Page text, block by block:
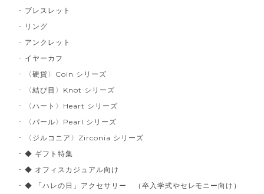
ブレスレット
リング
アンクレット
イヤーカフ
〈硬貨〉Coin シリーズ
〈結び目〉Knot シリーズ
〈ハート〉Heart シリーズ
〈パール〉Pearl シリーズ
〈ジルコニア〉Zirconia シリーズ
◆ ギフト特集
◆ オフィスカジュアル向け
◆ 「ハレの日」アクセサリー （卒入学式やセレモニー向け）